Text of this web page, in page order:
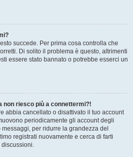
succede. Per prima cosa controlla che
Di solito il problema è questo, altrimenti
essere stato bannato o potrebbe esserci un
non riesco più a connettermi?!
abbia cancellato o disattivato il tuo account
periodicamente gli account degli
per ridurre la grandezza del
registrati nuovamente e cerca di farti